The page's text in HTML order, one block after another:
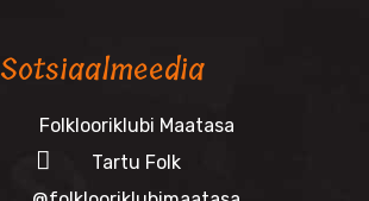
Sotsiaalmeedia
Folklooriklubi Maatasa
Tartu Folk